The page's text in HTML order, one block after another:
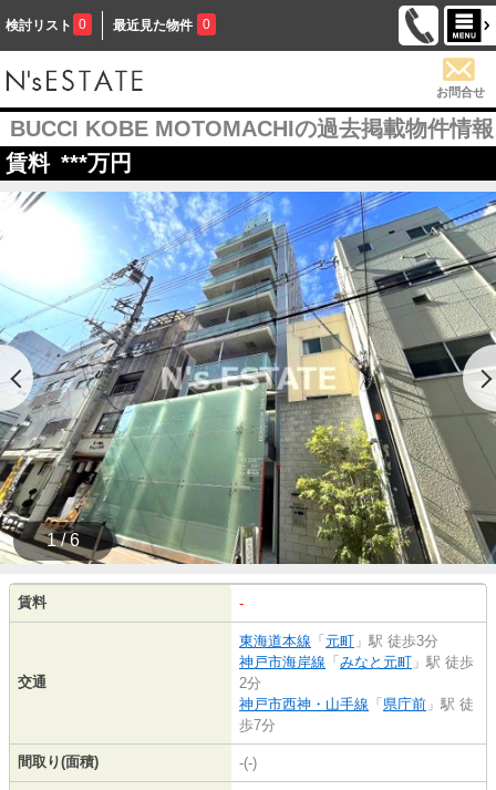
検討リスト 0 最近見た物件 0
お問合せ
BUCCI KOBE MOTOMACHIの過去掲載物件情報
賃料 ***万円
1 / 6
賃料 -
交通
東海道本線 「 元町 」駅 徒歩3分
神戸市海岸線 「 みなと元町 」駅 徒歩
2分
神戸市西神・山手線 「 県庁前 」駅 徒
歩7分
間取り(面積) -(-)